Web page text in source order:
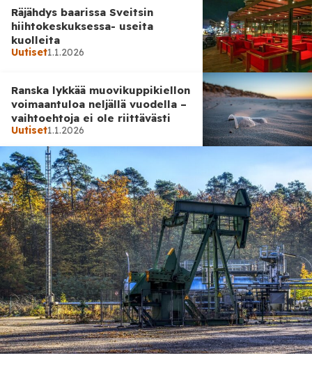
sijoittanut ostamalla kultaa ja Bitcoineja, joka jonkin aikaa
oli siellä jopa rinnakkainen virallinen valuutta. Videon
mukaan El […]
Räjähdys baarissa Sveitsin
hiihtokeskuksessa- useita
kuolleita
Uutiset1.1.2026
Ranska lykkää muovikuppikiellon
voimaantuloa neljällä vuodella –
vaihtoehtoja ei ole riittävästi
Uutiset1.1.2026
Uutiset
Trump lupaa selvittää
Minnesotan petosväitteet –
muslimiyhteisö noussut kiistan
keskiöön